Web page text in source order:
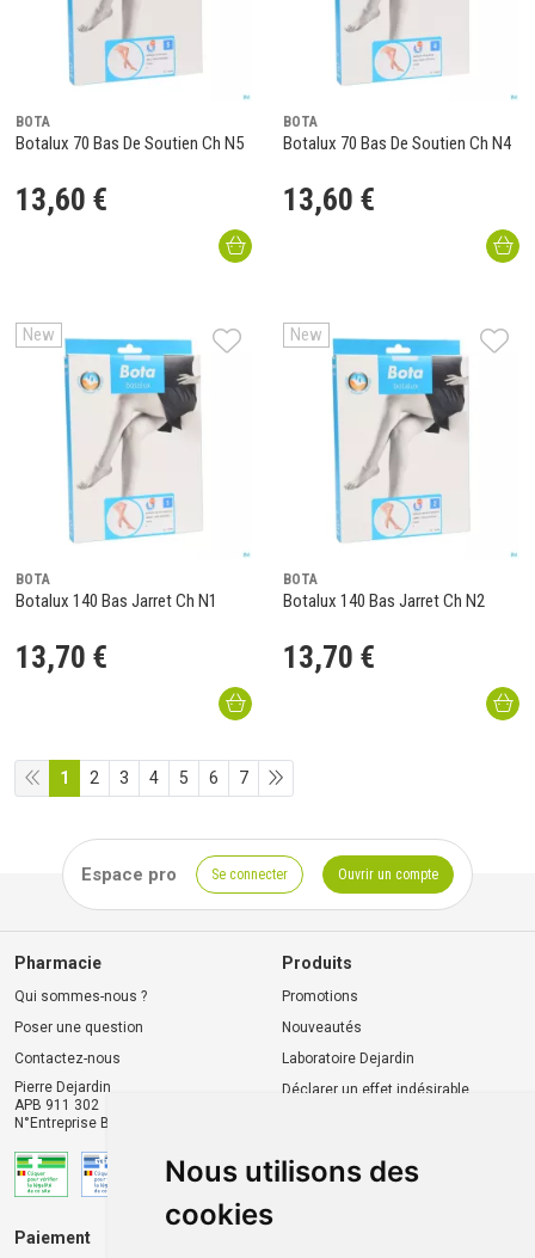
Nous utilisons des
cookies
BOTA
Botalux 70 Bas De Soutien Ch N5
13,60 €
BOTA
Botalux 70 Bas De Soutien Ch N4
13,60 €
New
BOTA
Botalux 140 Bas Jarret Ch N1
13,70 €
New
BOTA
Botalux 140 Bas Jarret Ch N2
13,70 €
1 2 3 4 5 6 7
Espace pro Se connecter Ouvrir un compte
Pharmacie
Qui sommes-nous ?
Poser une question
Contactez-nous
Pierre Dejardin
APB 911 302
N°Entreprise BE0446.901.764
Produits
Promotions
Nouveautés
Laboratoire Dejardin
Déclarer un effet indésirable
Paiement